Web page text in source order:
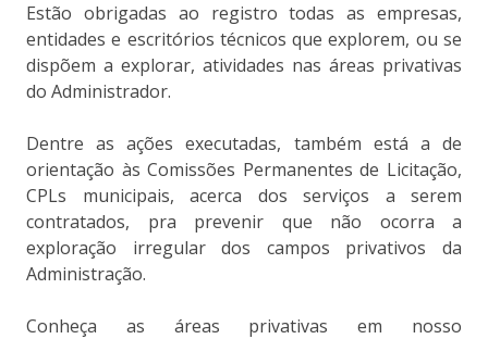
Estão obrigadas ao registro todas as empresas,
entidades e escritórios técnicos que explorem, ou se
dispõem a explorar, atividades nas áreas privativas
do Administrador.
Dentre as ações executadas, também está a de
orientação às Comissões Permanentes de Licitação,
CPLs municipais, acerca dos serviços a serem
contratados, pra prevenir que não ocorra a
exploração irregular dos campos privativos da
Administração.
Conheça as áreas privativas em nosso